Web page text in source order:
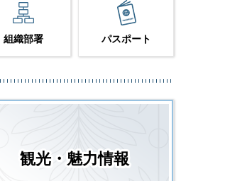
組織部署 パスポート
観光・魅力情報